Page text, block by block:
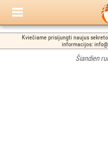
Kviečiame prisijungti naujus
informacijos:
Šiandien